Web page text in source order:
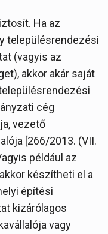
Ha az
településrendezési
(vagyis az
akkor akár saját
cég
vezető
[266/2013. (VII.
például az
készítheti el a
építési
kizárólagos
vagy